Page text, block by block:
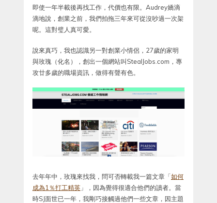
即使一年半載後再找工作，代價也有限。Audrey嬌滴
滴地說，創業之前，我們拍拖三年來可從沒吵過一次架
呢。這對璧人真可愛。
說來真巧，我也認識另一對創業小情侶，27歲的家明
與玫瑰（化名），創出一個網站叫StealJobs.com，專
攻廿多歲的職場資訊，做得有聲有色。
去年年中，玫瑰來找我，問可否轉載我一篇文章「如何
成為1％打工精英 」，因為覺得很適合他們的讀者。當
時SJ面世已一年，我剛巧接觸過他們一些文章，因主題